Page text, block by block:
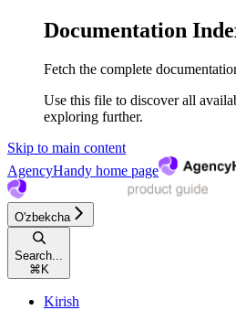
Documentation
Fetch the complete
Use this file to discover all
exploring further.
Skip to main content
AgencyHandy home page
O'zbekcha
Search...
⌘ K
Kirish